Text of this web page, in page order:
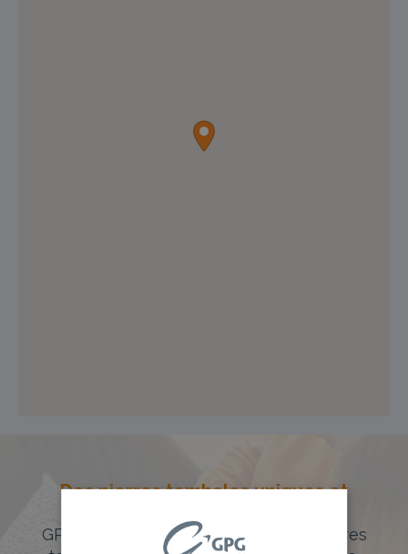
Des pierres tombales uniques et
GPG Granit offre un large choix de pierres